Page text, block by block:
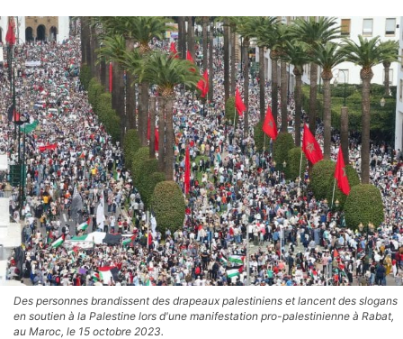
Des personnes brandissent des drapeaux palestiniens et lancent des slogans
en soutien à la Palestine lors d'une manifestation pro-palestinienne à Rabat,
au Maroc, le 15 octobre 2023.